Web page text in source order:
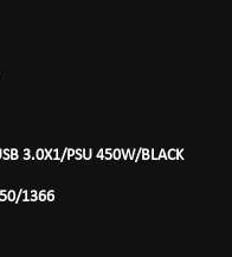
3.0X1/PSU 450W/BLACK
1366